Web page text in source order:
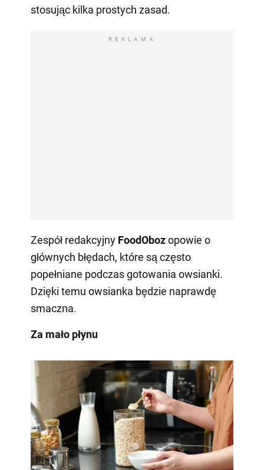
stosując kilka prostych zasad.
REKLAMA
Zespół redakcyjny FoodObozopowie o
głównych błędach, które są często
popełniane podczas gotowania owsianki.
Dzięki temu owsianka będzie naprawdę
smaczna.
Za mało płynu